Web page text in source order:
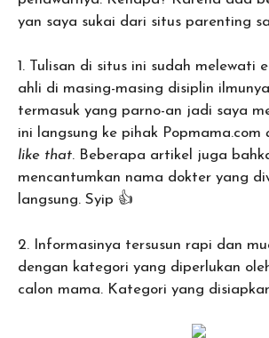
yan saya sukai dari situs parenting
1. Tulisan di situs ini sudah melewati
ahli di masing-masing disiplin
termasuk yang parno-an jadi saya
ini langsung ke pihak Popmama.com
like that. Beberapa artikel juga
mencantumkan nama dokter yang
langsung. Syip 👍
2. Informasinya tersusun rapi dan
dengan kategori yang diperlukan
calon mama. Kategori yang